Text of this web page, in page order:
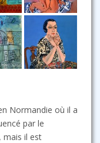
Normandie où il a
par le
mais il est